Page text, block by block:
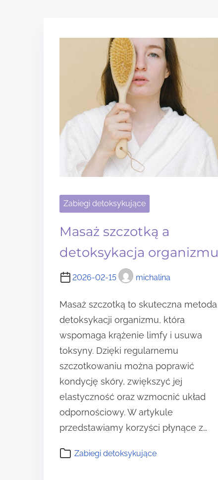
Zabiegi detoksykujące
Masaż szczotką a
detoksykacja organizmu
2026-02-15 michalina
Masaż szczotką to skuteczna metoda
detoksykacji organizmu, która
wspomaga krążenie limfy i usuwa
toksyny. Dzięki regularnemu
szczotkowaniu można poprawić
kondycję skóry, zwiększyć jej
elastyczność oraz wzmocnić układ
odpornościowy. W artykule
przedstawiamy korzyści płynące z…
Zabiegi detoksykujące